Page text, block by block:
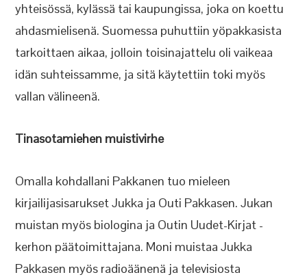
yhteisössä, kylässä tai kaupungissa, joka on koettu
ahdasmielisenä. Suomessa puhuttiin yöpakkasista
tarkoittaen aikaa, jolloin toisinajattelu oli vaikeaa
idän suhteissamme, ja sitä käytettiin toki myös
vallan välineenä.
Tinasotamiehen muistivirhe
Omalla kohdallani Pakkanen tuo mieleen
kirjailijasisarukset Jukka ja Outi Pakkasen. Jukan
muistan myös biologina ja Outin Uudet-Kirjat -
kerhon päätoimittajana. Moni muistaa Jukka
Pakkasen myös radioäänenä ja televisiosta